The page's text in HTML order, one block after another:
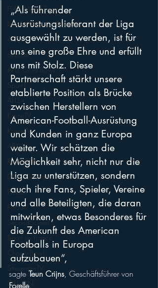
FLA3 Mixed Team
North/West Conference
ACSL
oeticket
AFLE Gold Bowl
Sport1
AFLE+
KroneTV
KroneTV
ABXLI
RedBullTV
DMC Germany
Pickem
PolSat
SecondScreen
Sport en France
Charity Bowl
StreamsterTV
ORF ON
„Als führender
Ausrüstungslieferant der Liga
ausgewählt zu werden, ist für
uns eine große Ehre und erfüllt
uns mit Stolz. Diese
Partnerschaft stärkt unsere
etablierte Position als Brücke
zwischen Herstellern von
American-Football-Ausrüstung
und Kunden in ganz Europa
weiter. Wir schätzen die
Möglichkeit sehr, nicht nur die
Liga zu unterstützen, sondern
auch ihre Fans, Spieler, Vereine
und alle Beteiligten, die daran
mitwirken, etwas Besonderes für
die Zukunft des American
Footballs in Europa
aufzubauen“,
sagte Teun Crijns, Geschäftsführer von
Forelle.